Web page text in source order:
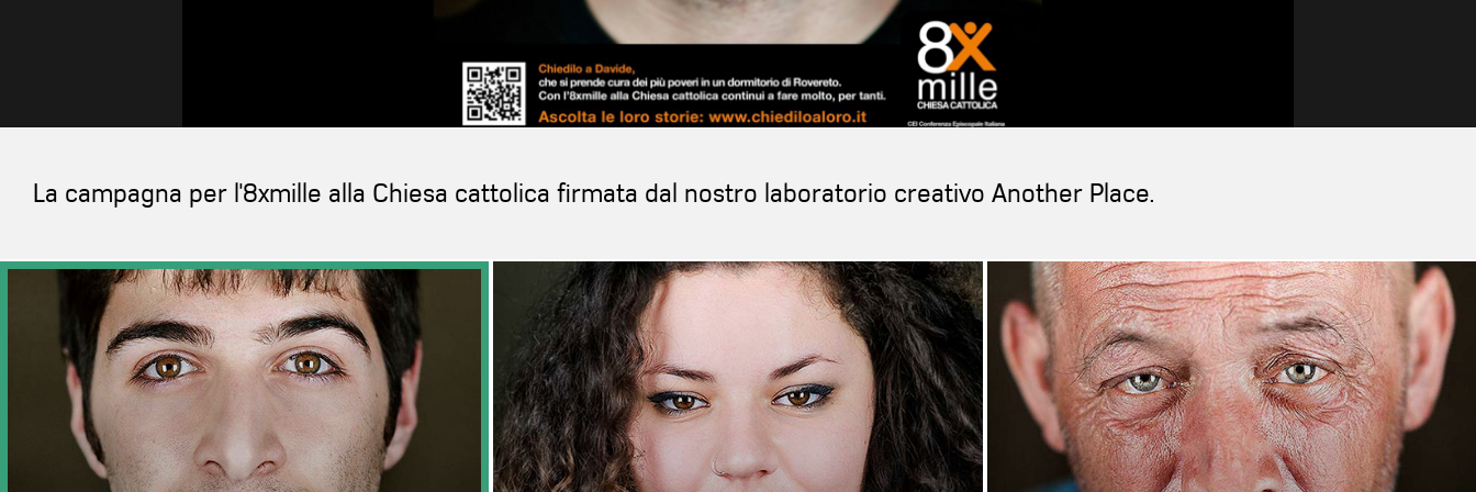
La campagna per l'8xmille alla Chiesa cattolica firmata dal nostro laboratorio creativo Another Place.